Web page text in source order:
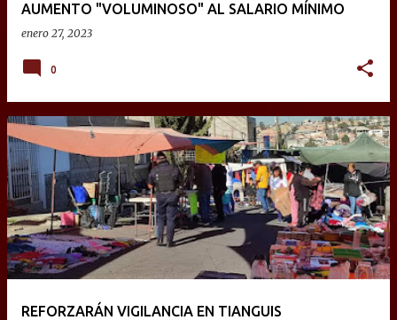
AUMENTO "VOLUMINOSO" AL SALARIO MÍNIMO
enero 27, 2023
0
REFORZARÁN VIGILANCIA EN TIANGUIS